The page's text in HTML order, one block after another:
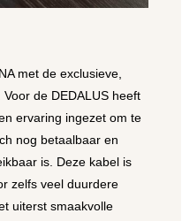
met de exclusieve,
de DEDALUS heeft
ervaring ingezet om te
nog betaalbaar en
is. Deze kabel is
zelfs veel duurdere
uiterst smaakvolle